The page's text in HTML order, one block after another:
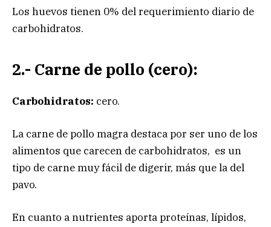
Los huevos tienen 0% del requerimiento diario de
carbohidratos.
2.- Carne de pollo (cero):
Carbohidratos: cero.
La carne de pollo magra destaca por ser uno de los
alimentos que carecen de carbohidratos, es un
tipo de carne muy fácil de digerir, más que la del
pavo.
En cuanto a nutrientes aporta proteínas, lípidos,